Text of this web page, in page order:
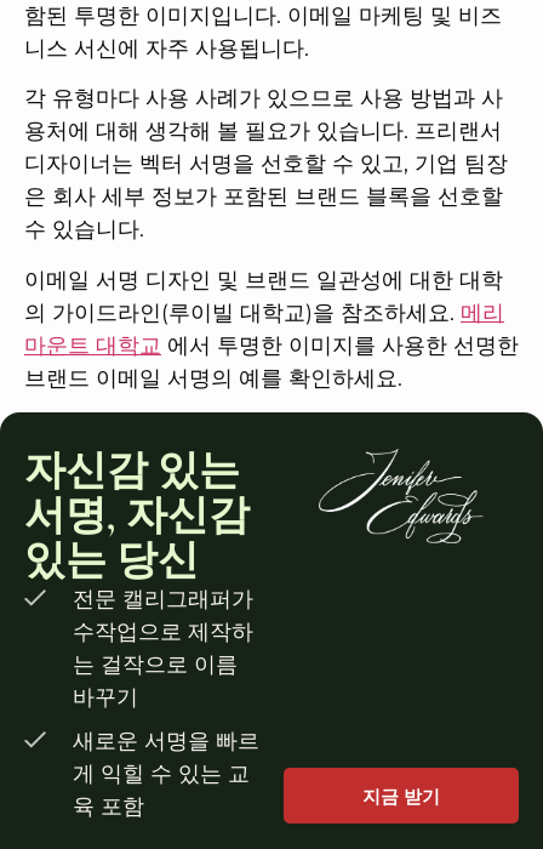
함된 투명한 이미지입니다. 이메일 마케팅 및 비즈
니스 서신에 자주 사용됩니다.
각 유형마다 사용 사례가 있으므로 사용 방법과 사
용처에 대해 생각해 볼 필요가 있습니다. 프리랜서
디자이너는 벡터 서명을 선호할 수 있고, 기업 팀장
은 회사 세부 정보가 포함된 브랜드 블록을 선호할
수 있습니다.
이메일 서명 디자인 및 브랜드 일관성에 대한 대학
의 가이드라인(루이빌 대학교)을 참조하세요. 메리
마운트 대학교 에서 투명한 이미지를 사용한 선명한
브랜드 이메일 서명의 예를 확인하세요.
자신감 있는
서명, 자신감
있는 당신
전문 캘리그래퍼가
수작업으로 제작하
는 걸작으로 이름
바꾸기
새로운 서명을 빠르
게 익힐 수 있는 교
육 포함
지금 받기